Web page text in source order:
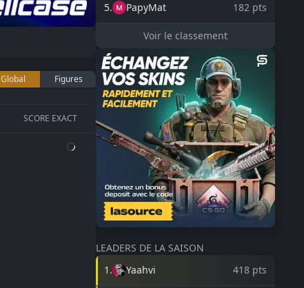
Global Figures
SCORE EXACT
5. PapyMat 182 pts
Voir le classement
LEADERS DE LA SAISON
1 . Yaahvi 418 pts